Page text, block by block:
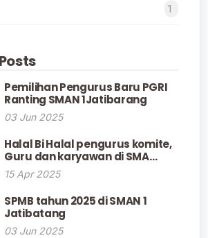
1
Pemilihan Pengurus Baru PGRI
Ranting SMAN 1Jatibarang
03 Jun 2025
Halal Bi Halal pengurus komite,
Guru dan karyawan di SMA
Negeri 1 Jatibarang
15 Apr 2025
SPMB tahun 2025 di SMAN 1
Jatibatang
03 Jun 2025